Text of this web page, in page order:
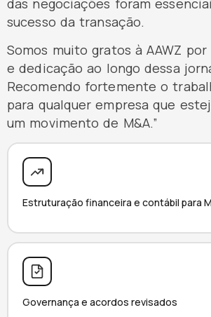
das negociações foram
sucesso da transação.
Somos muito gratos à AAWZ
e dedicação ao longo dessa
Recomendo fortemente o
para qualquer empresa que
um movimento de M&A.”
Estruturação financeira e contábil para
Governança e acordos revisados